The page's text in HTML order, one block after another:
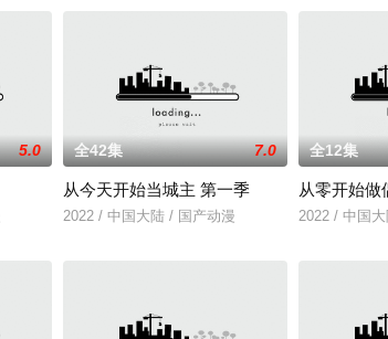
起帮助了搁浅的白鲸回到大海、修复了故障的灯
5.0 全42集 7.0
从今天开始当城主 第一季
2022 / 中国大陆 / 国产动漫
全12集
从零开始做
2022 / 中国